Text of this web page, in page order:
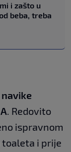
i zašto u
beba, treba
. Redovito
ispravnom
toaleta i prije